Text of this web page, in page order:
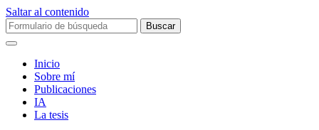
Saltar al contenido
Buscar:
Inicio
Sobre mí­
Publicaciones
IA
La tesis